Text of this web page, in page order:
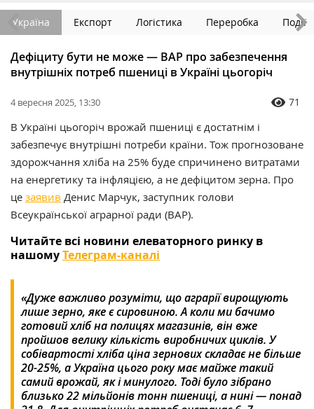
Україна Експорт Логістика Переробка Події
Дефіциту бути не може — ВАР про забезпечення
внутрішніх потреб пшениці в Україні цьогоріч
4 вересня 2025, 13:30 71
В Україні цьогоріч врожай пшениці є достатнім і
забезпечує внутрішні потреби країни. Тож прогнозоване
здорожчання хліба на 25% буде спричинено витратами
на енергетику та інфляцією, а не дефіцитом зерна. Про
це заявив Денис Марчук, заступник голови
Всеукраїнської аграрної ради (ВАР).
Читайте всі новини елеваторного ринку в
нашомуТелеграм-каналі
«Дуже важливо розуміти, що аграрії вирощують
лише зерно, яке є сировиною. А коли ми бачимо
готовий хліб на полицях магазинів, він вже
пройшов велику кількість виробничих циклів. У
собівартості хліба ціна зернових складає не більше
20-25%, а Україна цього року має майже такий
самий врожай, як і минулого. Тоді було зібрано
близько 22 мільйонів тонн пшениці, а нині — понад